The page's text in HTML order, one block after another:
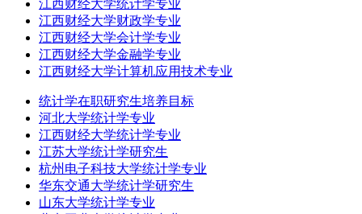
江西财经大学统计学专业
江西财经大学财政学专业
江西财经大学会计学专业
江西财经大学金融学专业
江西财经大学计算机应用技术专业
统计学在职研究生培养目标
河北大学统计学专业
江西财经大学统计学专业
江苏大学统计学研究生
杭州电子科技大学统计学专业
华东交通大学统计学研究生
山东大学统计学专业